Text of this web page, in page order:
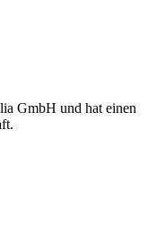
GmbH und hat einen